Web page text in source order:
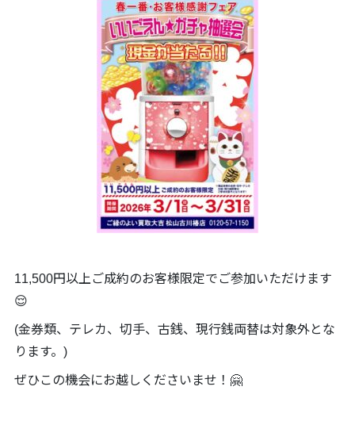
11,500円以上ご成約のお客様限定でご参加いただけます
😌
(金券類、テレカ、切手、古銭、現行銭両替は対象外とな
ります。)
ぜひこの機会にお越しくださいませ！🤗